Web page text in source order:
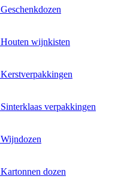
Geschenkdozen
Houten wijnkisten
Kerstverpakkingen
Sinterklaas verpakkingen
Wijndozen
Kartonnen dozen